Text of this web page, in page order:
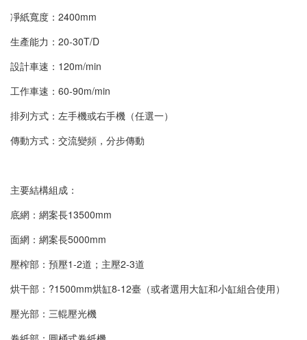
凈紙寬度：2400mm
生產能力：20-30T/D
設計車速：120m/min
工作車速：60-90m/min
排列方式：左手機或右手機（任選一）
傳動方式：交流變頻，分步傳動
主要結構組成：
底網：網案長13500mm
面網：網案長5000mm
壓榨部：預壓1-2道；主壓2-3道
烘干部：?1500mm烘缸8-12臺（或者選用大缸和小缸組合使用）
壓光部：三輥壓光機